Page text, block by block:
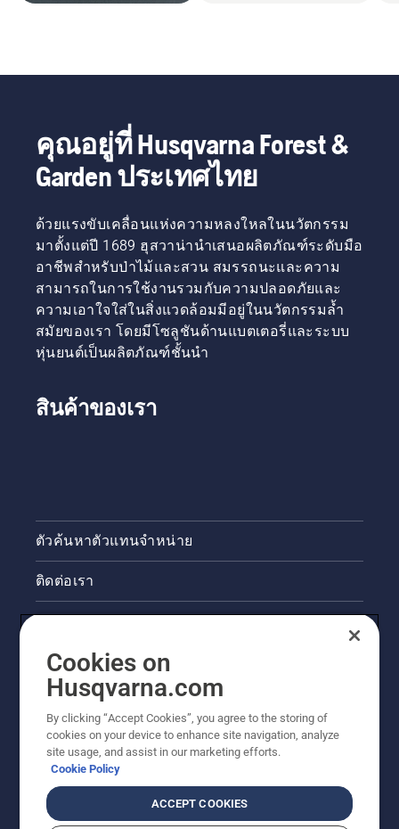
คุณอยู่ที่ Husqvarna Forest &
Garden ประเทศไทย
ด้วยแรงขับเคลื่อนแห่งความหลงใหลในนวัตกรรม
มาตั้งแต่ปี 1689 ฮุสวาน่านำเสนอผลิตภัณฑ์ระดับมือ
อาชีพสำหรับป่าไม้และสวน สมรรถนะและความ
สามารถในการใช้งานรวมกับความปลอดภัยและ
ความเอาใจใส่ในสิ่งแวดล้อมมีอยู่ในนวัตกรรมล้ำ
สมัยของเรา โดยมีโซลูชันด้านแบตเตอรี่และระบบ
หุ่นยนต์เป็นผลิตภัณฑ์ชั้นนำ
สินค้าของเรา
ตัวค้นหาตัวแทนจำหน่าย
ติดต่อเรา
ข้อมูลผลิตภัณฑ์ทางกฎหมาย
Cookies on
Husqvarna.com
By clicking “Accept Cookies”, you agree to the storing of
cookies on your device to enhance site navigation, analyze
site usage, and assist in our marketing efforts.
Cookie Policy
ACCEPT COOKIES